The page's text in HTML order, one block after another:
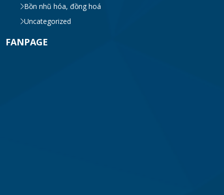
Bồn nhũ hóa, đồng hoá
Uncategorized
FANPAGE